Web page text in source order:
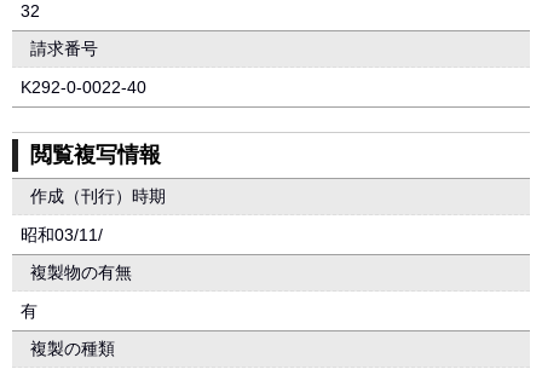
32
請求番号
K292-0-0022-40
閲覧複写情報
作成（刊行）時期
昭和03/11/
複製物の有無
有
複製の種類